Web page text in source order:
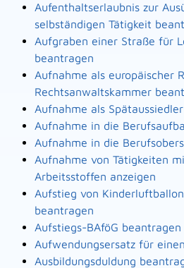
Aufenthaltserlaubnis zur
selbständigen Tätigkeit
Aufgraben einer Straße für
beantragen
Aufnahme als europäischer
Rechtsanwaltskammer
Aufnahme als
Aufnahme in die
Aufnahme in die
Aufnahme von Tätigkeiten
Arbeitsstoffen anzeigen
Aufstieg von
beantragen
Aufstiegs-BAföG beantragen
Aufwendungsersatz für
Ausbildungsduldung